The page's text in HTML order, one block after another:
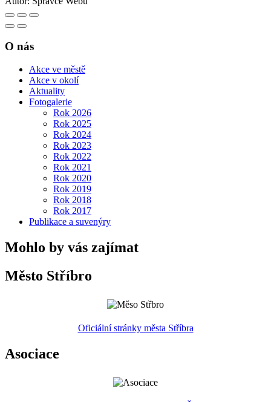
O nás
Akce ve městě
Akce v okolí
Aktuality
Fotogalerie
Rok 2026
Rok 2025
Rok 2024
Rok 2023
Rok 2022
Rok 2021
Rok 2020
Rok 2019
Rok 2018
Rok 2017
Publikace a suvenýry
Mohlo by vás zajímat
Město Stříbro
Oficiální stránky města Stříbra
Asociace